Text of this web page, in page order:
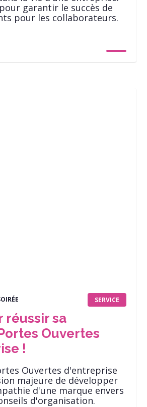
garantir le succès de
pour les collaborateurs.
SERVICE
réussir sa
Ouvertes
!
Ouvertes d'entreprise
majeure de développer
d'une marque envers
d'organisation.